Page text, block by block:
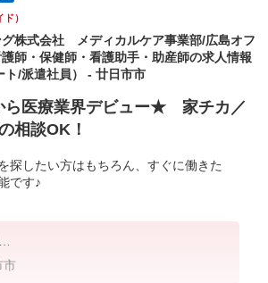
）
グ株式会社 メディカルケア事業部/広島オフ
師・保健師・看護助手・助産師の求人情報
ト/派遣社員） - 廿日市市
ら医療業界デビュー★ 家チカ／
相談OK！
探したい方はもちろん、すぐに働きた
です♪
定あり）
市